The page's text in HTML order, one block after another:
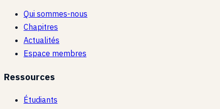
Qui sommes-nous
Chapitres
Actualités
Espace membres
Ressources
Étudiants